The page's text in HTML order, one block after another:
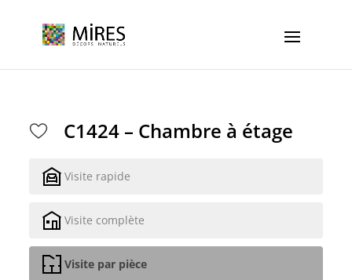
C1424 – Chambre à étage
Visite rapide
Visite complète
Visite par pièce